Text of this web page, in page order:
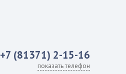
+7 (81371) 2-15-16
показать телефон